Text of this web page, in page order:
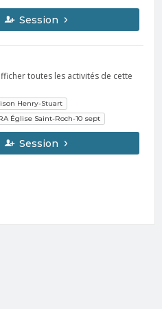
Session
toutes les activités de cette
Henry-Stuart
Église Saint-Roch-10 sept
Session